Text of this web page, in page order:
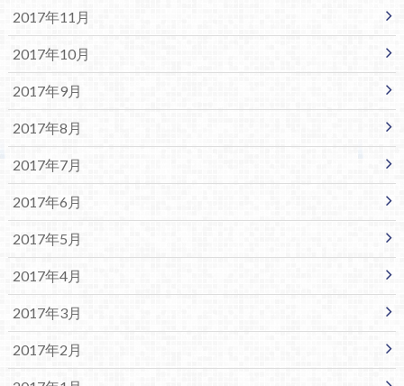
2017年11月
2017年10月
2017年9月
2017年8月
2017年7月
2017年6月
2017年5月
2017年4月
2017年3月
2017年2月